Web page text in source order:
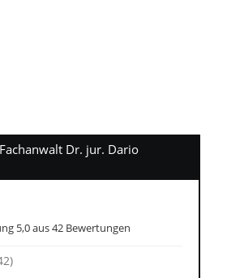
Dr. jur. Dario
5,0 aus 42 Bewertungen